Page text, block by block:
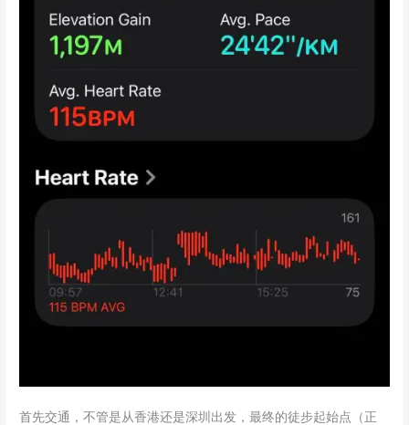
首先交通，不管是从香港还是深圳出发，最终的徒步起始点（正